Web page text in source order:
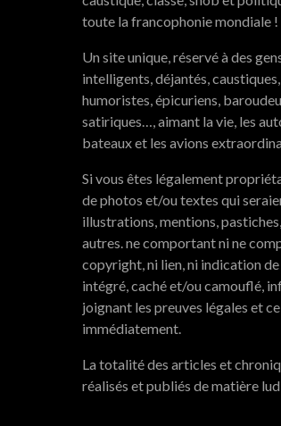
toute la francophonie mondiale !
Un site unique, réservé à des
intelligents, déjantés,
humoristes, épicuriens,
satiriques…, aimant la vie, les
bateaux et les avions
Si vous êtes légalement
de photos et/ou textes qui
illustrations, mentions,
autres. ne comportant ni ne
copyright, ni lien, ni indication
intégré, caché et/ou camouflé,
joignant les preuves légales et
immédiatement.
La totalité des articles et
réalisés et publiés de matière